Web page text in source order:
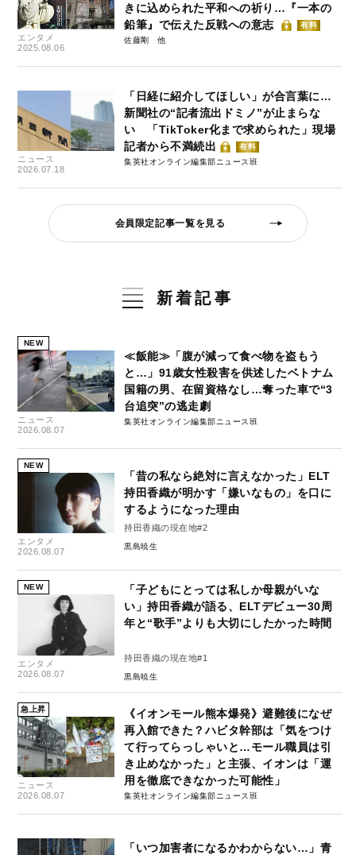
エンタメ
2025.08.06
きに込められた平和への祈り…『一本の
鉛筆』で伝えた反戦への意志
有料
佐藤剛
ニュース
2026.07.18
「日経に紹介してほしい」が合言葉に…
新聞社の“記者流出ドミノ”が止まらな
い 「TikToker化まで求められた」現場
記者から不満続出
有料
集英社オンライン編集部ニュース班
会員限定記事一覧を見る
新着記事
NEW
ニュース
2026.08.07
≪飯能≫「腹が減って食べ物を盗もう
と…」91歳女性殺害を供述したベトナム
国籍の男、在留資格なし…奪った車で“3
台追突”の逃走劇
集英社オンライン編集部ニュース班
NEW
エンタメ
2026.08.07
「昔の私なら絶対に言えなかった」ELT
持田香織が明かす「嫌いなもの」を口に
するようになった理由
持田香織の現在地#2
黒島暁生
NEW
エンタメ
2026.08.07
「子どもにとっては私しか母親がいな
い」持田香織が語る、ELTデビュー30周
年と“歌手”よりも大切にしたかった時間
持田香織の現在地#1
黒島暁生
急上昇
ニュース
2026.08.07
《イオンモール熊本爆発》避難後になぜ
再入館できた？ハビタ幹部は「気をつけ
て行ってらっしゃいと…モール職員は引
き止めなかった」と主張、イオンは「運
用を徹底できなかった可能性」
集英社オンライン編集部ニュース班
「いつ加害者になるかわからない…」青